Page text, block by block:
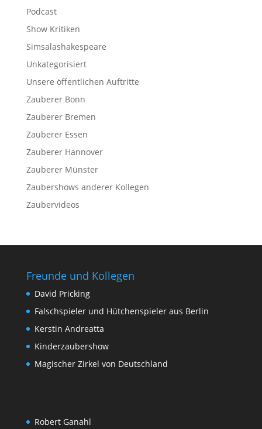
Podcast
Show Kritiken
Simsalashakespeare
Unkategorisiert
Unsere öffentlichen Auftritte
Zauberer Bonn
Zauberer Bremen
Zauberer Essen
Zauberer Hannover
Zauberer Münster
Zaubershows anderer Kollegen
Zaubervideos
Freunde und Kollegen
David Pricking
Falschspieler und Hütchenspieler aus Berlin
Kerstin Andreatta
Kinderzaubershow
Magischer Zirkel von Deutschland
Robert Ganahl